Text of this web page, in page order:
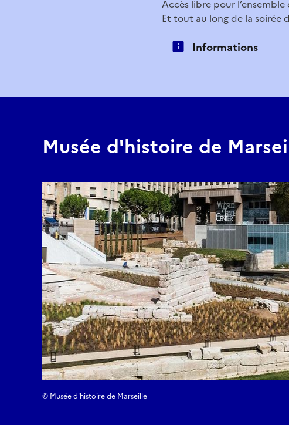
Accès libre pour
Et tout au long de la soirée
Informations
Musée d'histoire de
© Musée d'histoire de Marseille